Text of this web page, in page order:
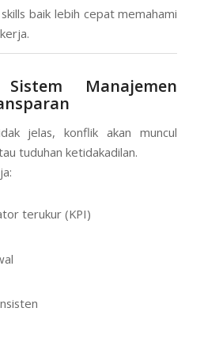
baik lebih cepat memahami
Manajemen
jelas, konflik akan muncul
tuduhan ketidakadilan.
terukur (KPI)